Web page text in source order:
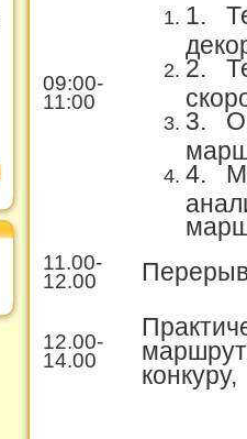
09:00-
11:00
1.
2.
3.
4.
11.00-
12.00
12.00-
14.00
конкуру,